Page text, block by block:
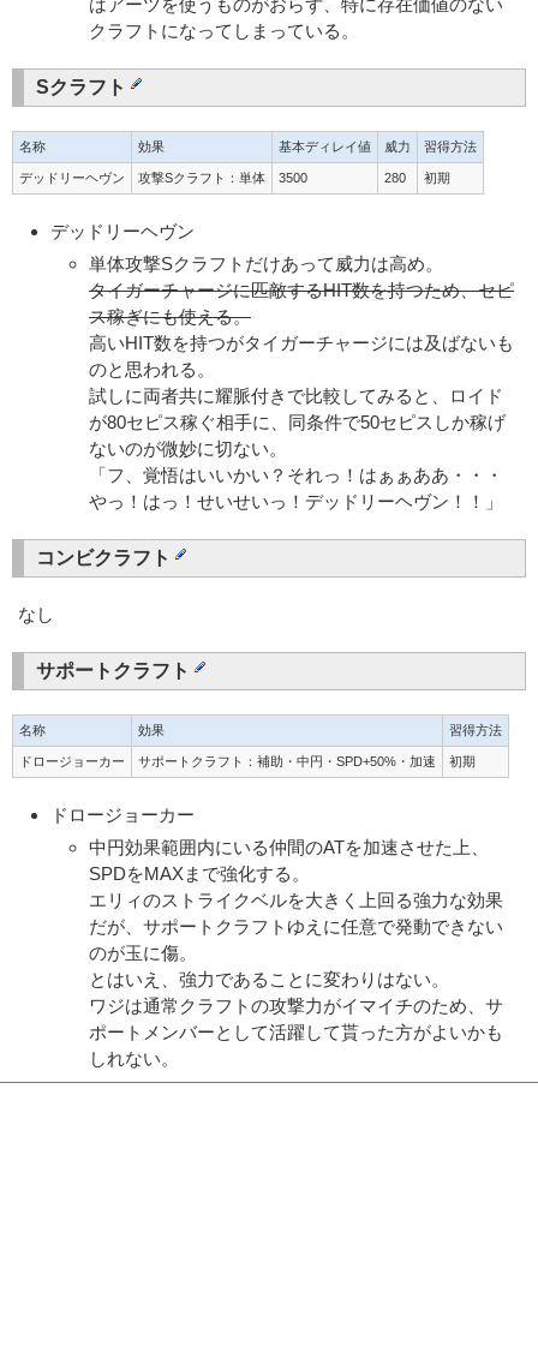
はアーツを使うものがおらず、特に存在価値のない
クラフトになってしまっている。
Sクラフト
名称 効果 基本ディレイ値 威力 習得方法
デッドリーヘヴン 攻撃Sクラフト：単体 3500 280 初期
デッドリーヘヴン
単体攻撃Sクラフトだけあって威力は高め。
タイガーチャージに匹敵するHIT数を持つため、セピ
ス稼ぎにも使える。
高いHIT数を持つがタイガーチャージには及ばないも
のと思われる。
試しに両者共に耀脈付きで比較してみると、ロイド
が80セピス稼ぐ相手に、同条件で50セピスしか稼げ
ないのが微妙に切ない。
「フ、覚悟はいいかい？それっ！はぁぁああ・・・
やっ！はっ！せいせいっ！デッドリーヘヴン！！」
コンビクラフト
なし
サポートクラフト
名称 効果 習得方法
ドロージョーカー サポートクラフト：補助・中円・SPD+50%・加速 初期
ドロージョーカー
中円効果範囲内にいる仲間のATを加速させた上、
SPDをMAXまで強化する。
エリィのストライクベルを大きく上回る強力な効果
だが、サポートクラフトゆえに任意で発動できない
のが玉に傷。
とはいえ、強力であることに変わりはない。
ワジは通常クラフトの攻撃力がイマイチのため、サ
ポートメンバーとして活躍して貰った方がよいかも
しれない。